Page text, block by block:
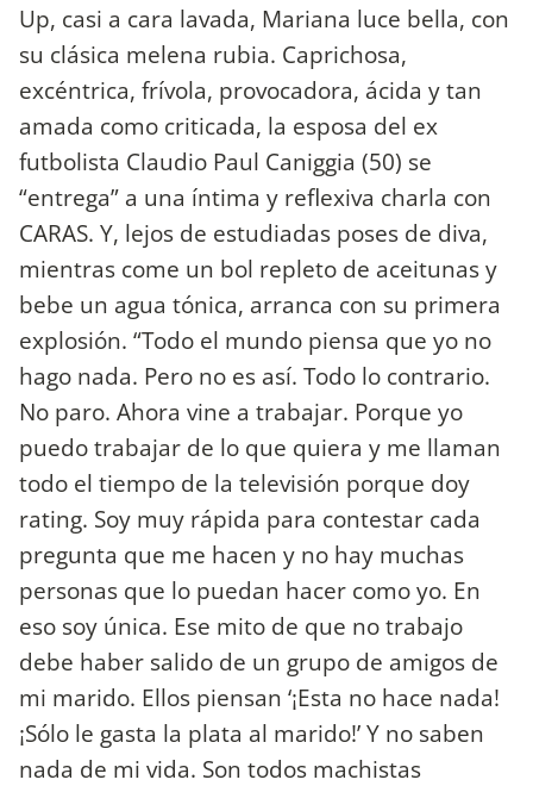
Up, casi a cara lavada, Mariana luce bella, con
su clásica melena rubia. Caprichosa,
excéntrica, frívola, provocadora, ácida y tan
amada como criticada, la esposa del ex
futbolista Claudio Paul Caniggia (50) se
“entrega” a una íntima y reflexiva charla con
CARAS. Y, lejos de estudiadas poses de diva,
mientras come un bol repleto de aceitunas y
bebe un agua tónica, arranca con su primera
explosión. “Todo el mundo piensa que yo no
hago nada. Pero no es así. Todo lo contrario.
No paro. Ahora vine a trabajar. Porque yo
puedo trabajar de lo que quiera y me llaman
todo el tiempo de la televisión porque doy
rating. Soy muy rápida para contestar cada
pregunta que me hacen y no hay muchas
personas que lo puedan hacer como yo. En
eso soy única. Ese mito de que no trabajo
debe haber salido de un grupo de amigos de
mi marido. Ellos piensan ‘¡Esta no hace nada!
¡Sólo le gasta la plata al marido!’ Y no saben
nada de mi vida. Son todos machistas